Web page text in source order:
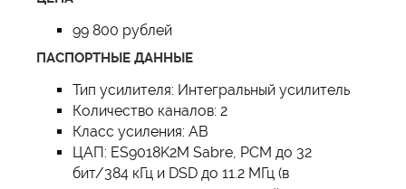
99 800 рублей
ПАСПОРТНЫЕ ДАННЫЕ
Тип усилителя: Интегральный усилитель
Количество каналов: 2
Класс усиления: AB
ЦАП: ES9018K2M Sabre, PCM до 32
бит/384 кГц и DSD до 11.2 МГц (в